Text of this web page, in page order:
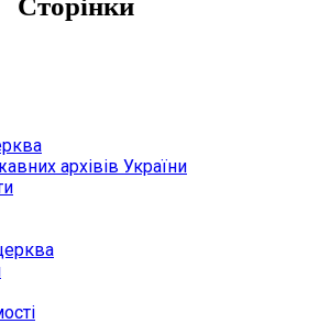
Сторінки
архівів України